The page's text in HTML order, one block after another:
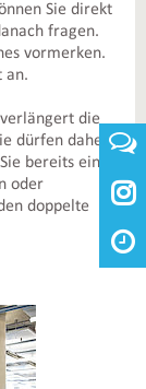
Sie direkt
fragen.
vormerken.
an.
die
dürfen daher
bereits ein
oder
doppelte
